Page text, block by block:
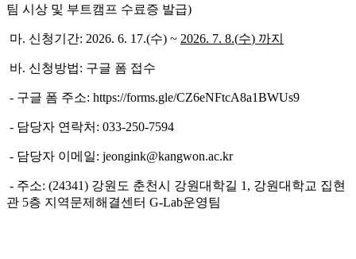
팀 시상 및 부트캠프 수료증 발급)
마. 신청기간: 2026. 6. 17.(수) ~ 2026. 7. 8.(수) 까지
바. 신청방법: 구글 폼 접수
- 구글 폼 주소: https://forms.gle/CZ6eNFtcA8a1BWUs9
- 담당자 연락처: 033-250-7594
- 담당자 이메일: jeongink@kangwon.ac.kr
- 주소: (24341) 강원도 춘천시 강원대학길 1, 강원대학교 집현
관 5층 지역문제해결센터 G-Lab운영팀